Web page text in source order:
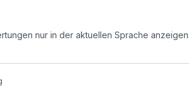
nur in der aktuellen Sprache anzeigen.